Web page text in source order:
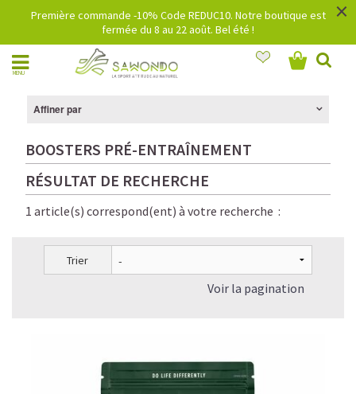
Première commande -10% Code REDUC10. Notre boutique est
fermée du 8 au 22 août. Bel été !
×
MENU
Affiner par
BOOSTERS PRÉ-ENTRAÎNEMENT
RÉSULTAT DE RECHERCHE
1 article(s) correspond(ent) à votre recherche :
Trier
Voir la pagination